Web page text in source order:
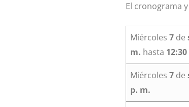
El cronograma
Miércoles 7 de
m. hasta
Miércoles 7 de
p. m.